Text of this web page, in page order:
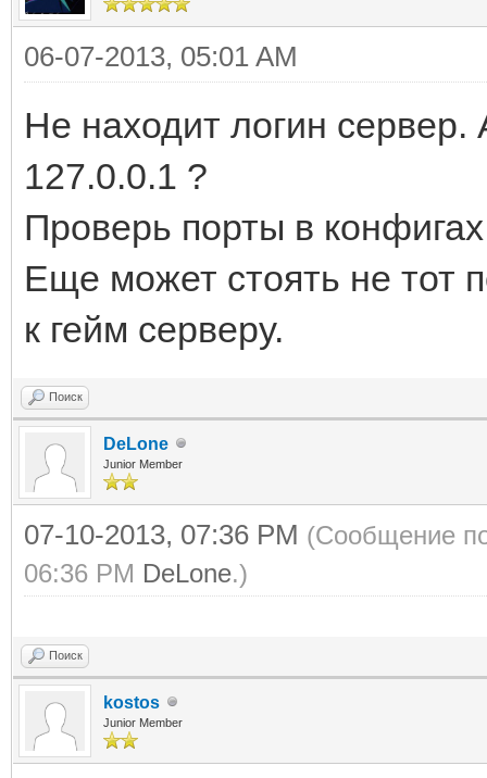
06-07-2013, 05:01 AM
Не находит логин
127.0.0.1 ?
Проверь порты в
Еще может стоять не тот
к гейм серверу.
Поиск
DeLone
Junior Member
07-10-2013, 07:36 PM (Сообщение
06:36 PM DeLone.)
Поиск
kostos
Junior Member